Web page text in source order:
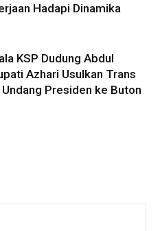
Hadapi Dinamika
KSP Dudung Abdul
Azhari Usulkan Trans
Presiden ke Buton